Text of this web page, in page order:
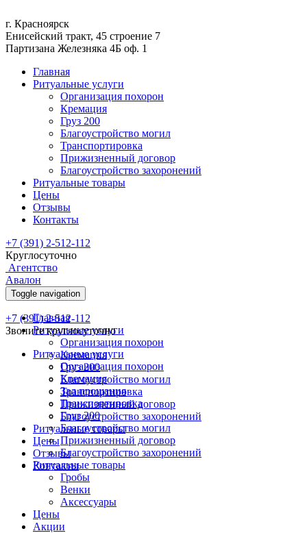
г. Красноярск
Енисейский тракт, 45 строение 7
Партизана Железняка 4Б оф. 1
Главная
Ритуальные услуги
Организация похорон
Кремация
Груз 200
Благоустройство могил
Транспортировка
Прижизненный договор
Благоустройство захоронений
Ритуальные товары
Цены
Отзывы
Контакты
+7 (391) 2-512-112
Круглосуточно
Агентство
Авалон
Toggle navigation
Главная
Ритуальные услуги
Организация похорон
Кремация
Груз 200
Благоустройство могил
Транспортировка
Прижизненный договор
Благоустройство захоронений
Ритуальные товары
Цены
Отзывы
Контакты
+7 (391) 2-512-112
Звоните круглосуточно
Ритуальные услуги
Организация похорон
Кремация
Зал прощания
Транспортировка
Груз 200
Благоустройство могил
Прижизненный договор
Благоустройство захоронений
Ритуальные товары
Гробы
Венки
Аксессуары
Цены
Акции